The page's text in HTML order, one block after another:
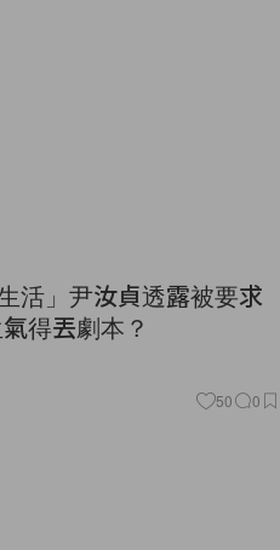
活」尹汝貞透露被要求
得丟劇本？
50 0